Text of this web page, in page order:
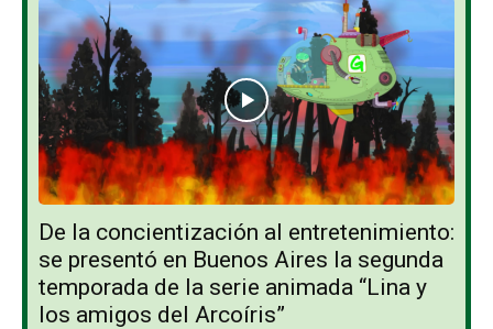
De la concientización al entretenimiento:
se presentó en Buenos Aires la segunda
temporada de la serie animada “Lina y
los amigos del Arcoíris”